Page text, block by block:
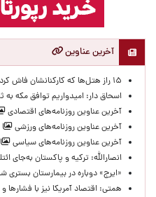
آخرین عناوین
۱۵ راز هتل‌ها که کارکنانشان فاش کردند
اسحاق دار: امیدواریم توافق مکه
آخرین عناوین روزنامه‌های اقتصادی
آخرین عناوین روزنامه‌های ورزشی
آخرین عناوین روزنامه‌های سیاسی
انصارالله: ترکیه و پاکستان به‌جای
«ایرج» دوباره در بیمارستان بستری
همتی: اقتصاد آمریکا نیز با